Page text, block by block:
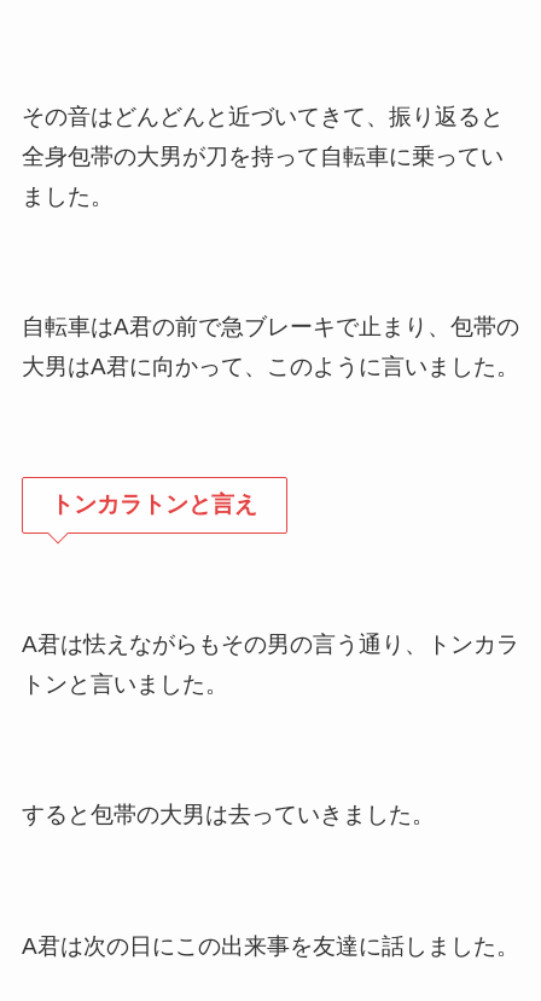
その音はどんどんと近づいてきて、振り返ると
全身包帯の大男が刀を持って自転車に乗ってい
ました。
自転車はA君の前で急ブレーキで止まり、包帯の
大男はA君に向かって、このように言いました。
トンカラトンと言え
A君は怯えながらもその男の言う通り、トンカラ
トンと言いました。
すると包帯の大男は去っていきました。
A君は次の日にこの出来事を友達に話しました。